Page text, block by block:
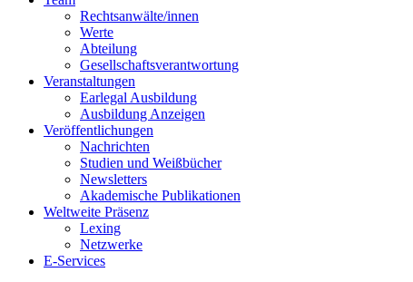
Rechtsanwälte/innen
Werte
Abteilung
Gesellschaftsverantwortung
Veranstaltungen
Earlegal Ausbildung
Ausbildung Anzeigen
Veröffentlichungen
Nachrichten
Studien und Weißbücher
Newsletters
Akademische Publikationen
Weltweite Präsenz
Lexing
Netzwerke
E-Services